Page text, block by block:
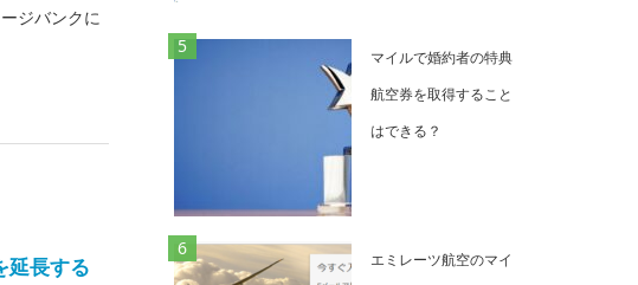
ジバンクに
長する
マイルで婚約者の特典
航空券を取得すること
はできる？
エミレーツ航空のマイ